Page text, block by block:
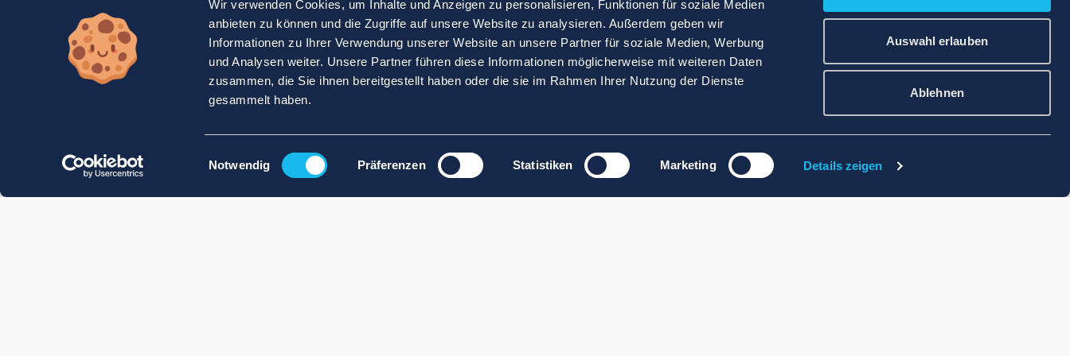
Wir verwenden Cookies, um Inhalte und Anzeigen zu personalisieren, Funktionen für soziale Medien
anbieten zu können und die Zugriffe auf unsere Website zu analysieren. Außerdem geben wir
Informationen zu Ihrer Verwendung unserer Website an unsere Partner für soziale Medien, Werbung
und Analysen weiter. Unsere Partner führen diese Informationen möglicherweise mit weiteren Daten
zusammen, die Sie ihnen bereitgestellt haben oder die sie im Rahmen Ihrer Nutzung der Dienste
gesammelt haben.
Einwilligungsauswahl
Notwendig Präferenzen Statistiken Marketing Details zeigen
Auswahl erlauben
Ablehnen